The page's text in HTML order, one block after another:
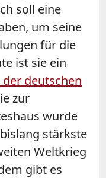
soll eine
um seine
für die
ist sie ein
deutschen
zur
wurde
stärkste
Weltkrieg
gibt es